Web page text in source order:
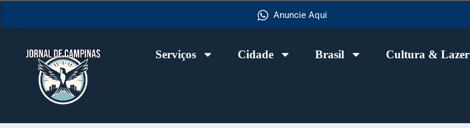
Anuncie Aqui
Serviços Cidade Brasil Cultura & Lazer